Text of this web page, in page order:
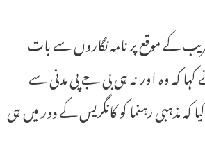
کے موقع پر نامہ نگاروں سے بات
کہ وہ اور نہ ہی بی جے پی مدنی سے
کہ مذہبی رہنما کو کانگریس کے دور میں ہی